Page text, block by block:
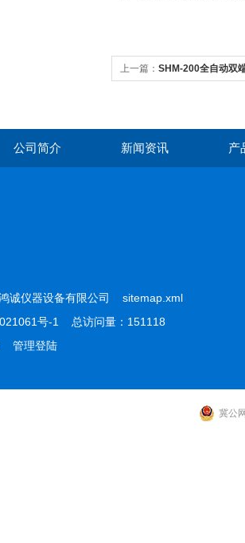
上一篇： SHM-200全自动双
公司简介 新闻资讯 产
诚仪器设备有限公司 sitemap.xml
号-1
总访问量：151118
管理登陆
冀公